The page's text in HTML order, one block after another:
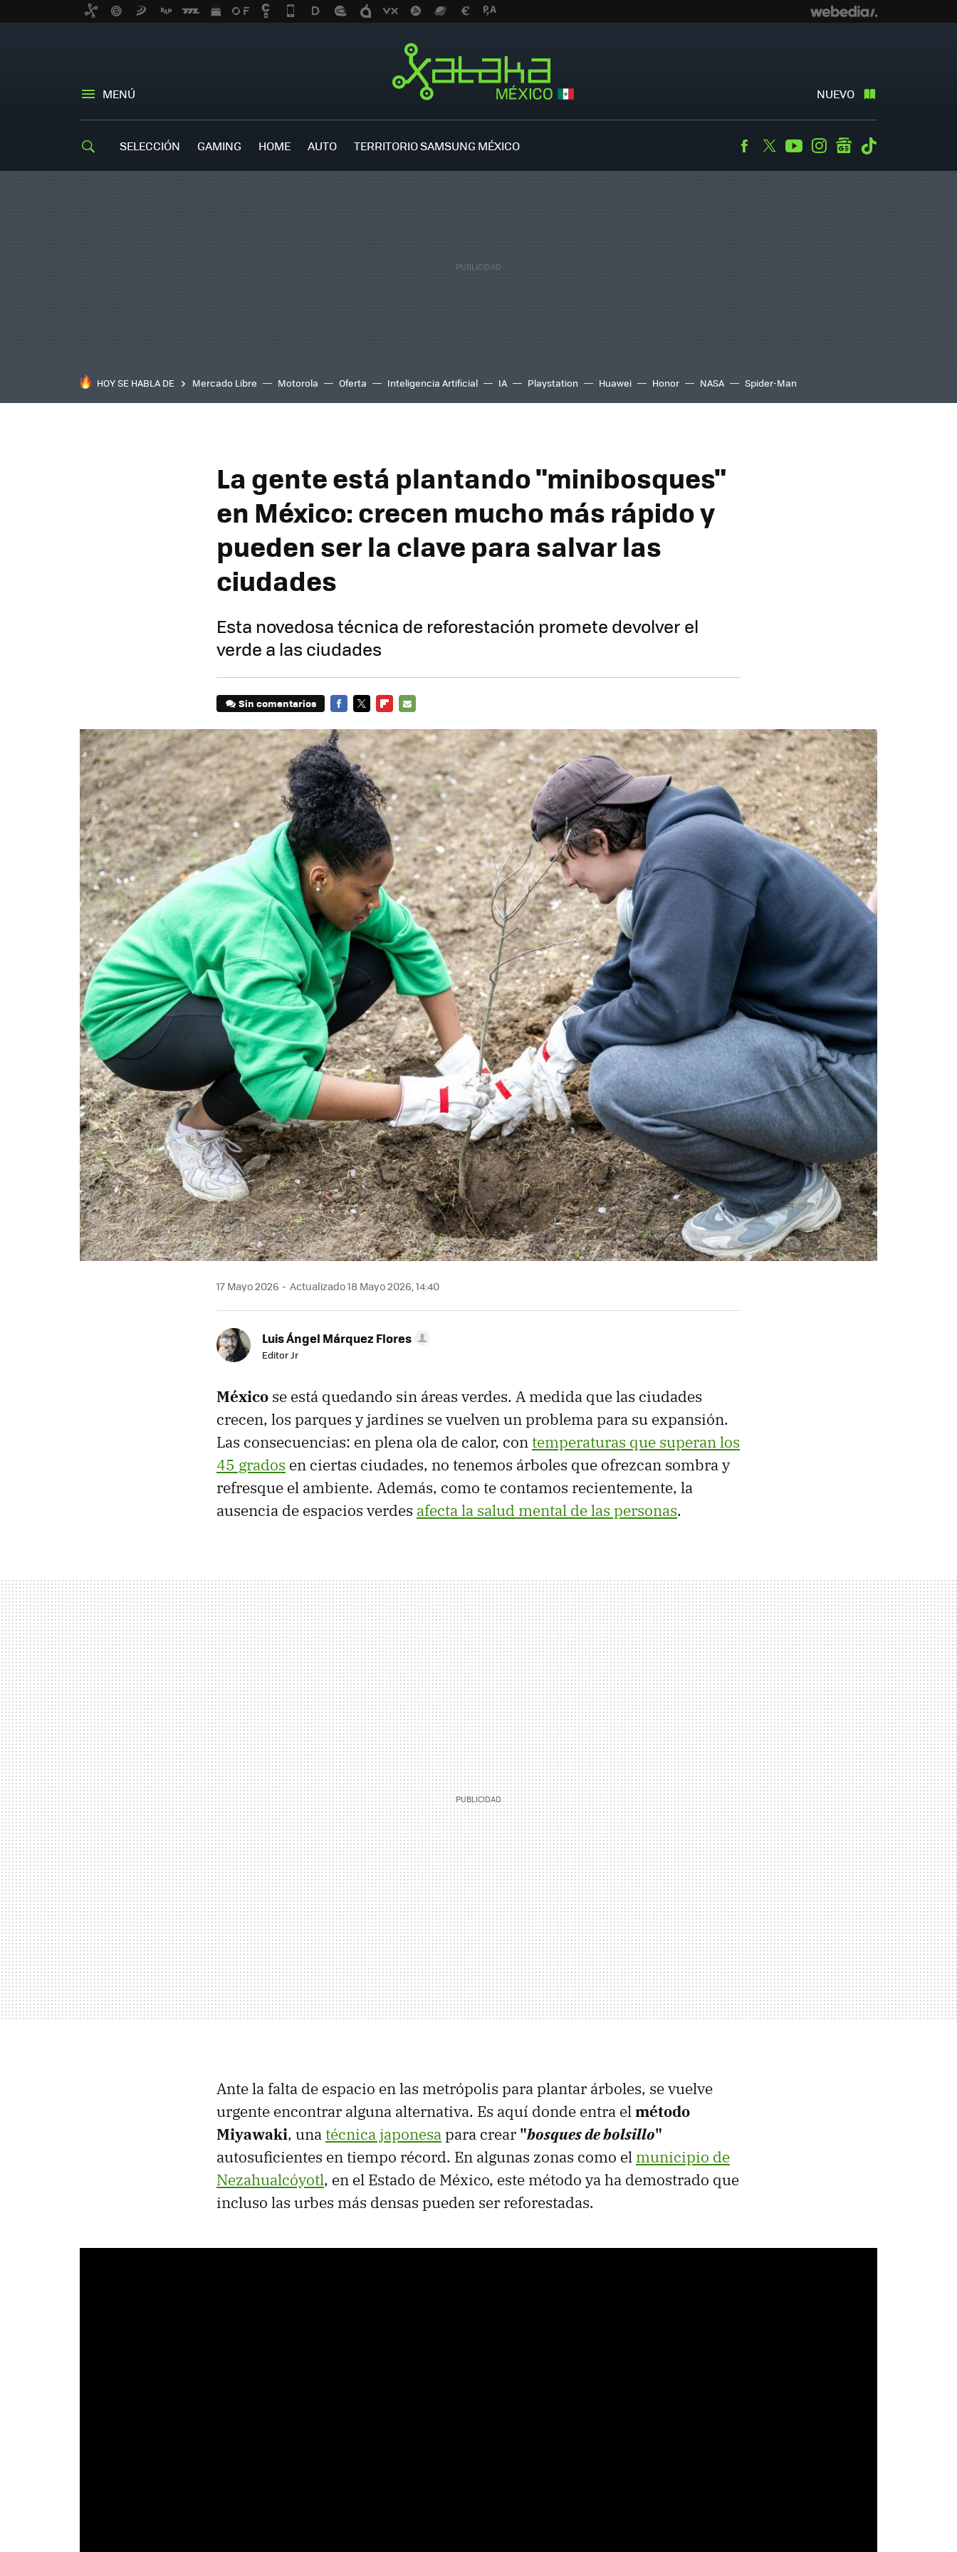
MENÚ NUEVO
SELECCIÓN GAMING HOME AUTO TERRITORIO SAMSUNG MÉXICO Facebook
TwitterYoutubeInstagramgooglenews
HOY SE HABLA DE Mercado Libre Motorola Oferta Inteligencia Artificial IA Playstation Huawei Honor NASA Spider-Man
La gente está plantando "minibosques"
en México: crecen mucho más rápido y
pueden ser la clave para salvar las
ciudades
Esta novedosa técnica de reforestación promete devolver el
verde a las ciudades
Sin comentarios
MAIL
17 Mayo 2026 Actualizado 18 Mayo 2026, 14:40
Luis Ángel Márquez Flores
Editor Jr
México se está quedando sin áreas verdes. A medida que las ciudades
crecen, los parques y jardines se vuelven un problema para su expansión.
Las consecuencias: en plena ola de calor, contemperaturas que superan los
45 grados en ciertas ciudades, no tenemos árboles que ofrezcan sombra y
refresque el ambiente. Además, como te contamos recientemente, la
ausencia de espacios verdes afecta la salud mental de las personas.
Ante la falta de espacio en las metrópolis para plantar árboles, se vuelve
urgente encontrar alguna alternativa. Es aquí donde entra elmétodo
Miyawaki, unatécnica japonesapara crear "bosques de bolsillo"
autosuficientes en tiempo récord. En algunas zonas como el municipio de
Nezahualcóyotl, en el Estado de México, este método ya ha demostrado que
incluso las urbes más densas pueden ser reforestadas.